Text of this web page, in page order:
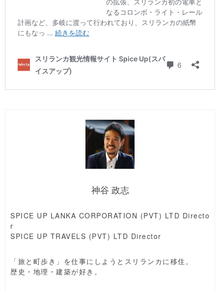
神谷 政志
SPICE UP LANKA CORPORATION (PVT) LTD Directo
r
SPICE UP TRAVELS (PVT) LTD Director
「旅と町歩き」を仕事にしようとスリランカに移住。
歴史・地理・建築が好き。